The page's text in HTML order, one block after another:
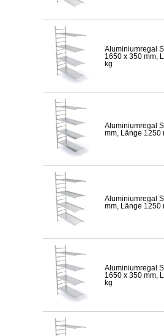
Aluminiumregal
1650 x 350 mm,
kg
Aluminiumregal
mm, Länge 1250
Aluminiumregal
mm, Länge 1250
Aluminiumregal
1650 x 350 mm,
kg